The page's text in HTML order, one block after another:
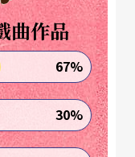
曲作品
67%
30%